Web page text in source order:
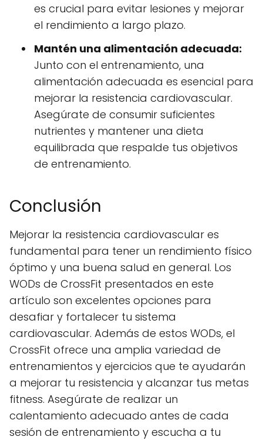
es crucial para evitar lesiones y mejorar
el rendimiento a largo plazo.
Mantén una alimentación adecuada:
Junto con el entrenamiento, una
alimentación adecuada es esencial para
mejorar la resistencia cardiovascular.
Asegúrate de consumir suficientes
nutrientes y mantener una dieta
equilibrada que respalde tus objetivos
de entrenamiento.
Conclusión
Mejorar la resistencia cardiovascular es
fundamental para tener un rendimiento físico
óptimo y una buena salud en general. Los
WODs de CrossFit presentados en este
artículo son excelentes opciones para
desafiar y fortalecer tu sistema
cardiovascular. Además de estos WODs, el
CrossFit ofrece una amplia variedad de
entrenamientos y ejercicios que te ayudarán
a mejorar tu resistencia y alcanzar tus metas
fitness. Asegúrate de realizar un
calentamiento adecuado antes de cada
sesión de entrenamiento y escucha a tu